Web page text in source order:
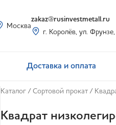
Москва
zakaz@rusinvestmetall.ru
г. Королёв, ул.
Доставка и оплата
Каталог / Сортовой прокат /
Квадрат